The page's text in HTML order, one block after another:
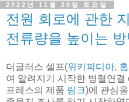
2022년 11월 26일 토요일
전원 회로에 관한
전류량을 높이는 방
더글러스 셀프(위키피디아,
여 알려지기 시작한 병렬연
프레스의 제품 링크)에 관심